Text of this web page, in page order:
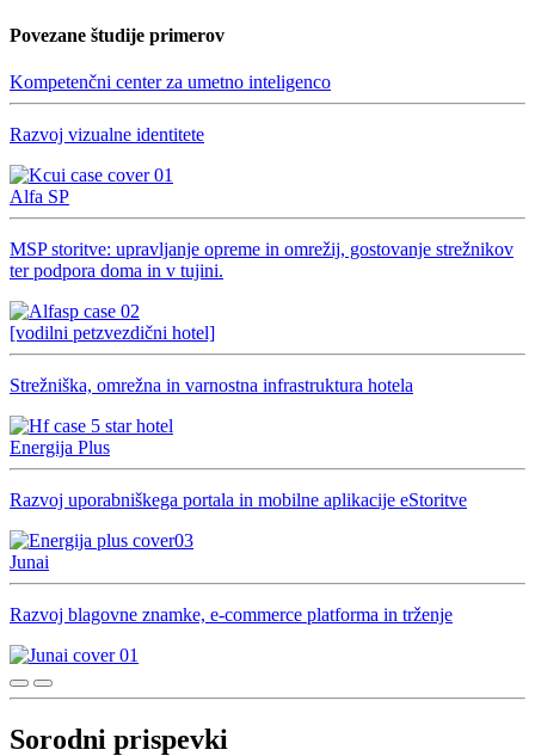
Povezane študije primerov
Kompetenčni center za umetno inteligenco
Razvoj vizualne identitete
Alfa SP
MSP storitve: upravljanje opreme in omrežij, gostovanje strežnikov
ter podpora doma in v tujini.
[vodilni petzvezdični hotel]
Strežniška, omrežna in varnostna infrastruktura hotela
Energija Plus
Razvoj uporabniškega portala in mobilne aplikacije eStoritve
Junai
Razvoj blagovne znamke, e-commerce platforma in trženje
Sorodni prispevki